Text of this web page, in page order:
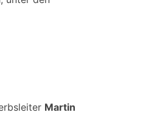
Martin